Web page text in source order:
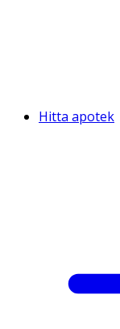
Hitta apotek